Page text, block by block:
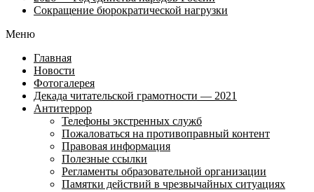
Сокращение бюрократической нагрузки
Меню
Главная
Новости
Фотогалерея
Декада читательской грамотности — 2021
Антитеррор
Телефоны экстренных служб
Пожаловаться на противоправный контент
Правовая информация
Полезные ссылки
Регламенты образовательной организации
Памятки действий в чрезвычайных ситуациях